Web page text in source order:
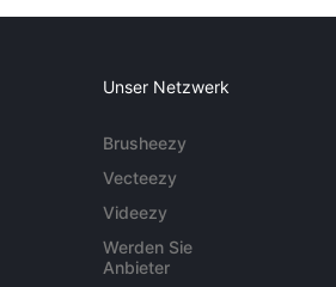
Unser Netzwerk
Brusheezy
Vecteezy
Videezy
Werden Sie
Anbieter